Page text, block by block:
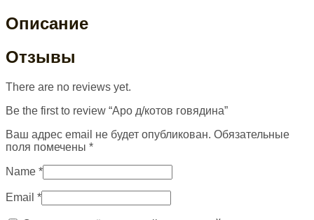
Описание
Отзывы
There are no reviews yet.
Be the first to review “Аро д/котов говядина”
Ваш адрес email не будет опубликован. Обязательные
поля помечены *
Name *
Email *